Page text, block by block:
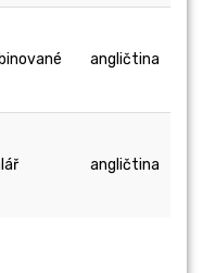
angličtina
angličtina